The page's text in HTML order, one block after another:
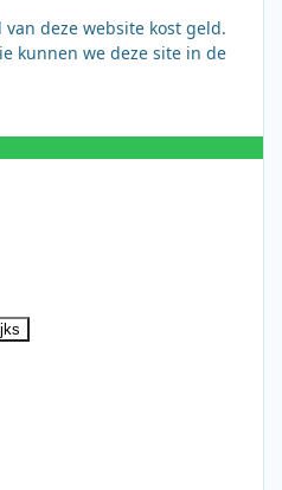
deze website kost geld.
kunnen we deze site in de